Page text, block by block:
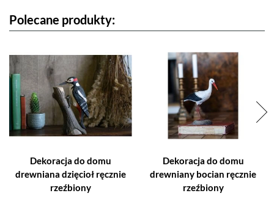
Polecane produkty:
Dekoracja do domu
drewniana dzięcioł ręcznie
rzeźbiony
Dekoracja do domu
drewniany bocian ręcznie
rzeźbiony